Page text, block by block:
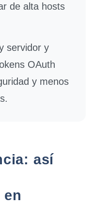
de alta hosts
servidor y
OAuth
y menos
así
en